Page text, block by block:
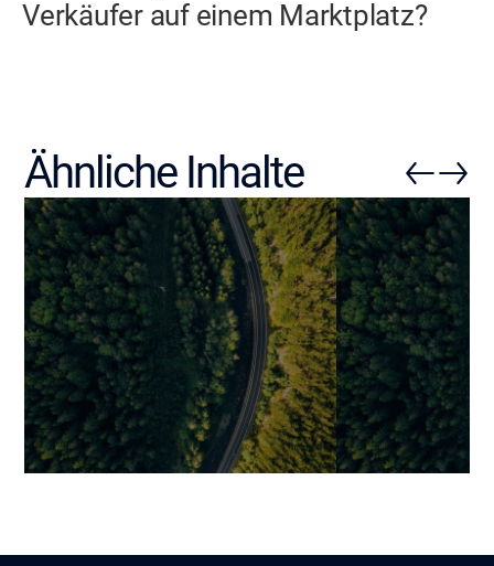
Verkäufer auf einem Marktplatz?
Ähnliche Inhalte
Schlüsselfunktionen,